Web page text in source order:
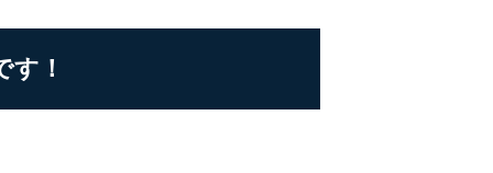
！